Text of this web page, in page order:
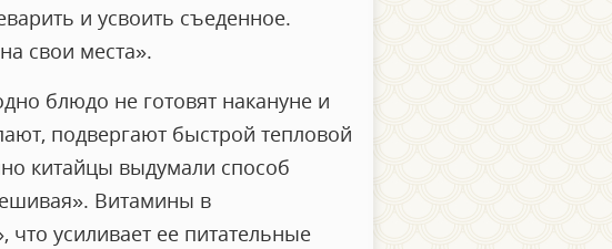
и усвоить съеденное.
свои места».
блюдо не готовят накануне и
подвергают быстрой тепловой
китайцы выдумали способ
Витамины в
усиливает ее питательные